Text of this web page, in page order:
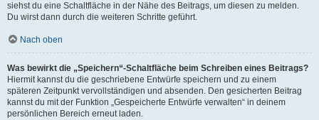
siehst du eine Schaltfläche in der Nähe des Beitrags, um diesen zu melden.
Du wirst dann durch die weiteren Schritte geführt.
Nach oben
Was bewirkt die „Speichern“-Schaltfläche beim Schreiben eines Beitrags?
Hiermit kannst du die geschriebene Entwürfe speichern und zu einem
späteren Zeitpunkt vervollständigen und absenden. Den gesicherten Beitrag
kannst du mit der Funktion „Gespeicherte Entwürfe verwalten“ in deinem
persönlichen Bereich erneut laden.